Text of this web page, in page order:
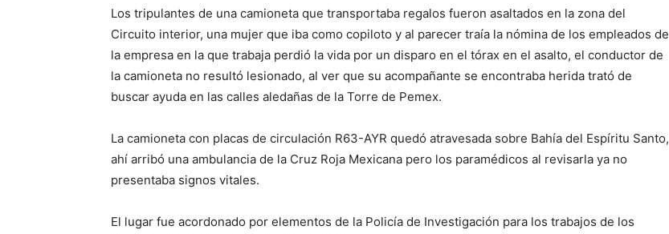
Los tripulantes de una camioneta que transportaba regalos fueron asaltados en la zona del
Circuito interior, una mujer que iba como copiloto y al parecer traía la nómina de los empleados de
la empresa en la que trabaja perdió la vida por un disparo en el tórax en el asalto, el conductor de
la camioneta no resultó lesionado, al ver que su acompañante se encontraba herida trató de
buscar ayuda en las calles aledañas de la Torre de Pemex.
La camioneta con placas de circulación R63-AYR quedó atravesada sobre Bahía del Espíritu Santo,
ahí arribó una ambulancia de la Cruz Roja Mexicana pero los paramédicos al revisarla ya no
presentaba signos vitales.
El lugar fue acordonado por elementos de la Policía de Investigación para los trabajos de los